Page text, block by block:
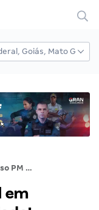
Concurso PM BA: Edital em circulação é falso! Cuidado!
em